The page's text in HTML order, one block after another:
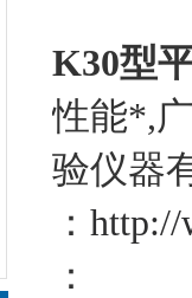
K30型
性能*,
验仪器
： http://
：